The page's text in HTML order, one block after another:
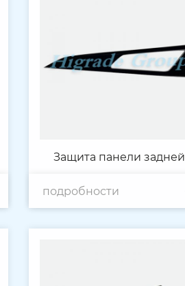
Защита панели задней
двери
подробности